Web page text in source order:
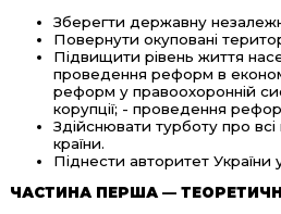
Зберегти державну
Повернути окуповані
Підвищити рівень життя
проведення реформ в
реформ у правоохоронній
корупції; - проведення
Здійснювати турботу про
країни.
Піднести авторитет України у
ЧАСТИНА ПЕРША —